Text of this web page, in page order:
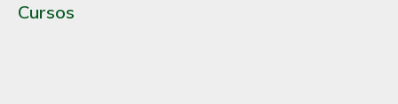
Cursos